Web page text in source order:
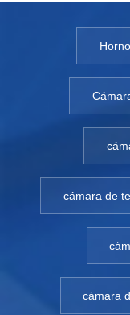
cámara de
cámara